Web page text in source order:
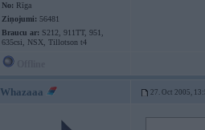
No: Rīga
Ziņojumi: 56481
Braucu ar: S212, 911TT, 951,
635csi, NSX, Tillotson t4
Whazaaa 27. Oct 2005,